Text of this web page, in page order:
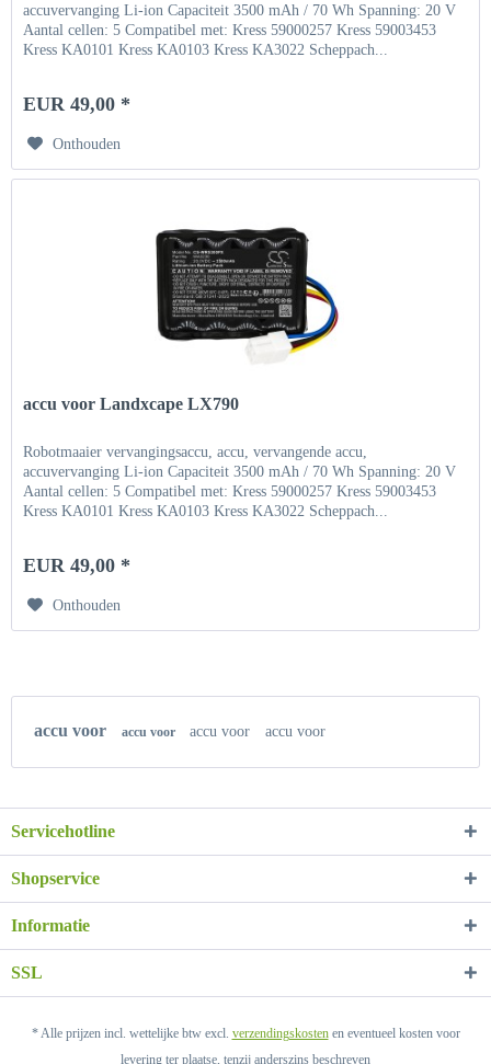
accuvervanging Li-ion Capaciteit 3500 mAh / 70 Wh Spanning: 20 V
Aantal cellen: 5 Compatibel met: Kress 59000257 Kress 59003453
Kress KA0101 Kress KA0103 Kress KA3022 Scheppach...
EUR 49,00 *
Onthouden
accu voor Landxcape LX790
Robotmaaier vervangingsaccu, accu, vervangende accu,
accuvervanging Li-ion Capaciteit 3500 mAh / 70 Wh Spanning: 20 V
Aantal cellen: 5 Compatibel met: Kress 59000257 Kress 59003453
Kress KA0101 Kress KA0103 Kress KA3022 Scheppach...
EUR 49,00 *
Onthouden
accu voor accu voor accu voor accu voor
Servicehotline
Shopservice
Informatie
SSL
* Alle prijzen incl. wettelijke btw excl. verzendingskostenen eventueel kosten voor
levering ter plaatse, tenzij anderszins beschreven